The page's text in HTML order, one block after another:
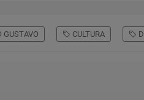
GUSTAVO CULTURA